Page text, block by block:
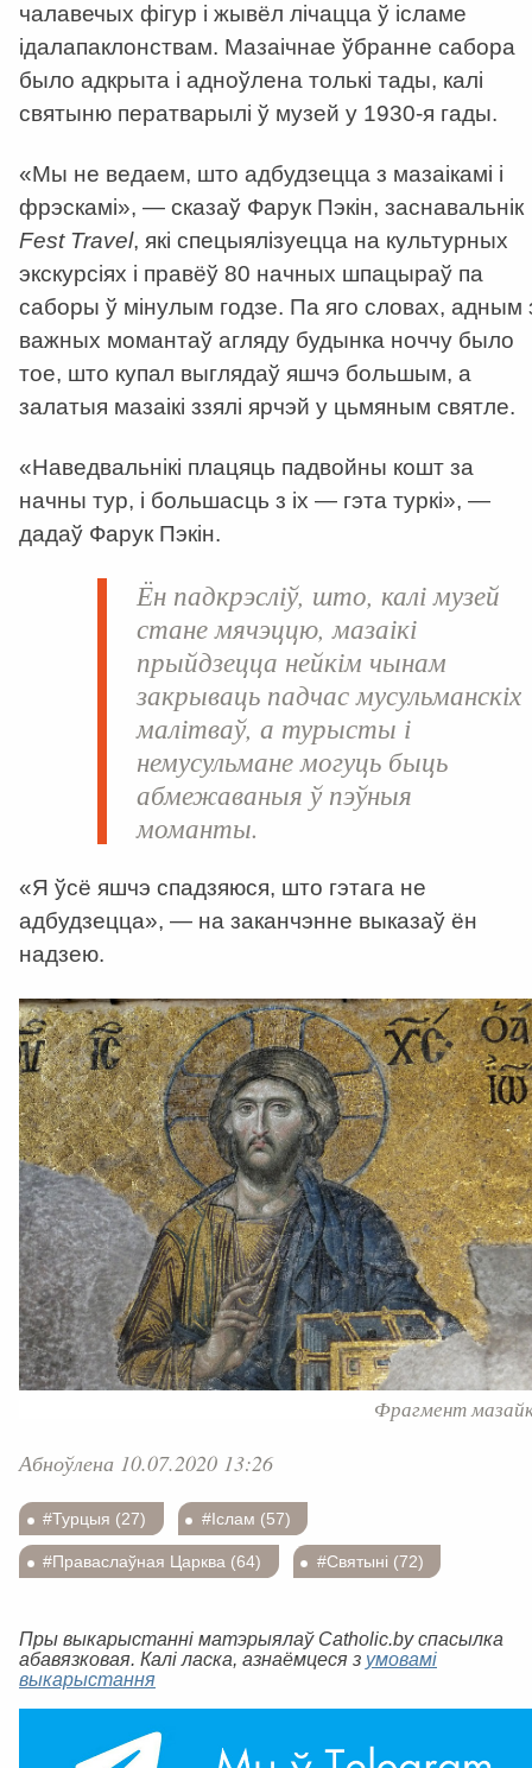
чалавечых фігур і жывёл лічацца ў ісламе
ідалапаклонствам. Мазаічнае ўбранне сабора
было адкрыта і адноўлена толькі тады, калі
святыню ператварылі ў музей у 1930-я гады.
«Мы не ведаем, што адбудзецца з мазаікамі і
фрэскамі», — сказаў Фарук Пэкін, заснавальнік
Fest Travel, які спецыялізуецца на культурных
экскурсіях і правёў 80 начных шпацыраў па
саборы ў мінулым годзе. Па яго словах, адным
важных момантаў агляду будынка ноччу было
тое, што купал выглядаў яшчэ большым, а
залатыя мазаікі ззялі ярчэй у цьмяным святле.
«Наведвальнікі плацяць падвойны кошт за
начны тур, і большасць з іх — гэта туркі», —
дадаў Фарук Пэкін.
Ён падкрэсліў, што, калі музей
стане мячэццю, мазаікі
прыйдзецца нейкім чынам
закрываць падчас мусульманскіх
малітваў, а турысты і
немусульмане могуць быць
абмежаваныя ў пэўныя
моманты.
«Я ўсё яшчэ спадзяюся, што гэтага не
адбудзецца», — на заканчэнне выказаў ён
надзею.
Фрагмент
Абноўлена 10.07.2020 13:26
#Турцыя (27) #Іслам (57)
#Праваслаўная Царква (64) #Святыні (72)
Пры выкарыстанні матэрыялаў Catholic.by спасылка
абавязковая. Калі ласка, азнаёмцеся з умовамі
выкарыстання